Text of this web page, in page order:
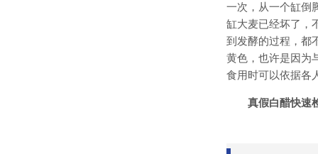
一次，从一个缸倒
缸大麦已经坏了，
到发酵的过程，都
黄色，也许是因为
食用时可以依据各
真假白醋快速